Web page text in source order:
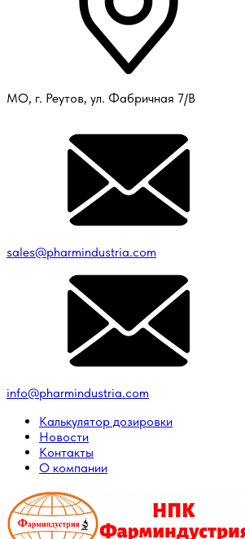
МО, г. Реутов, ул. Фабричная 7/В
sales@pharmindustria.com
info@pharmindustria.com
Калькулятор дозировки
Новости
Контакты
О компании